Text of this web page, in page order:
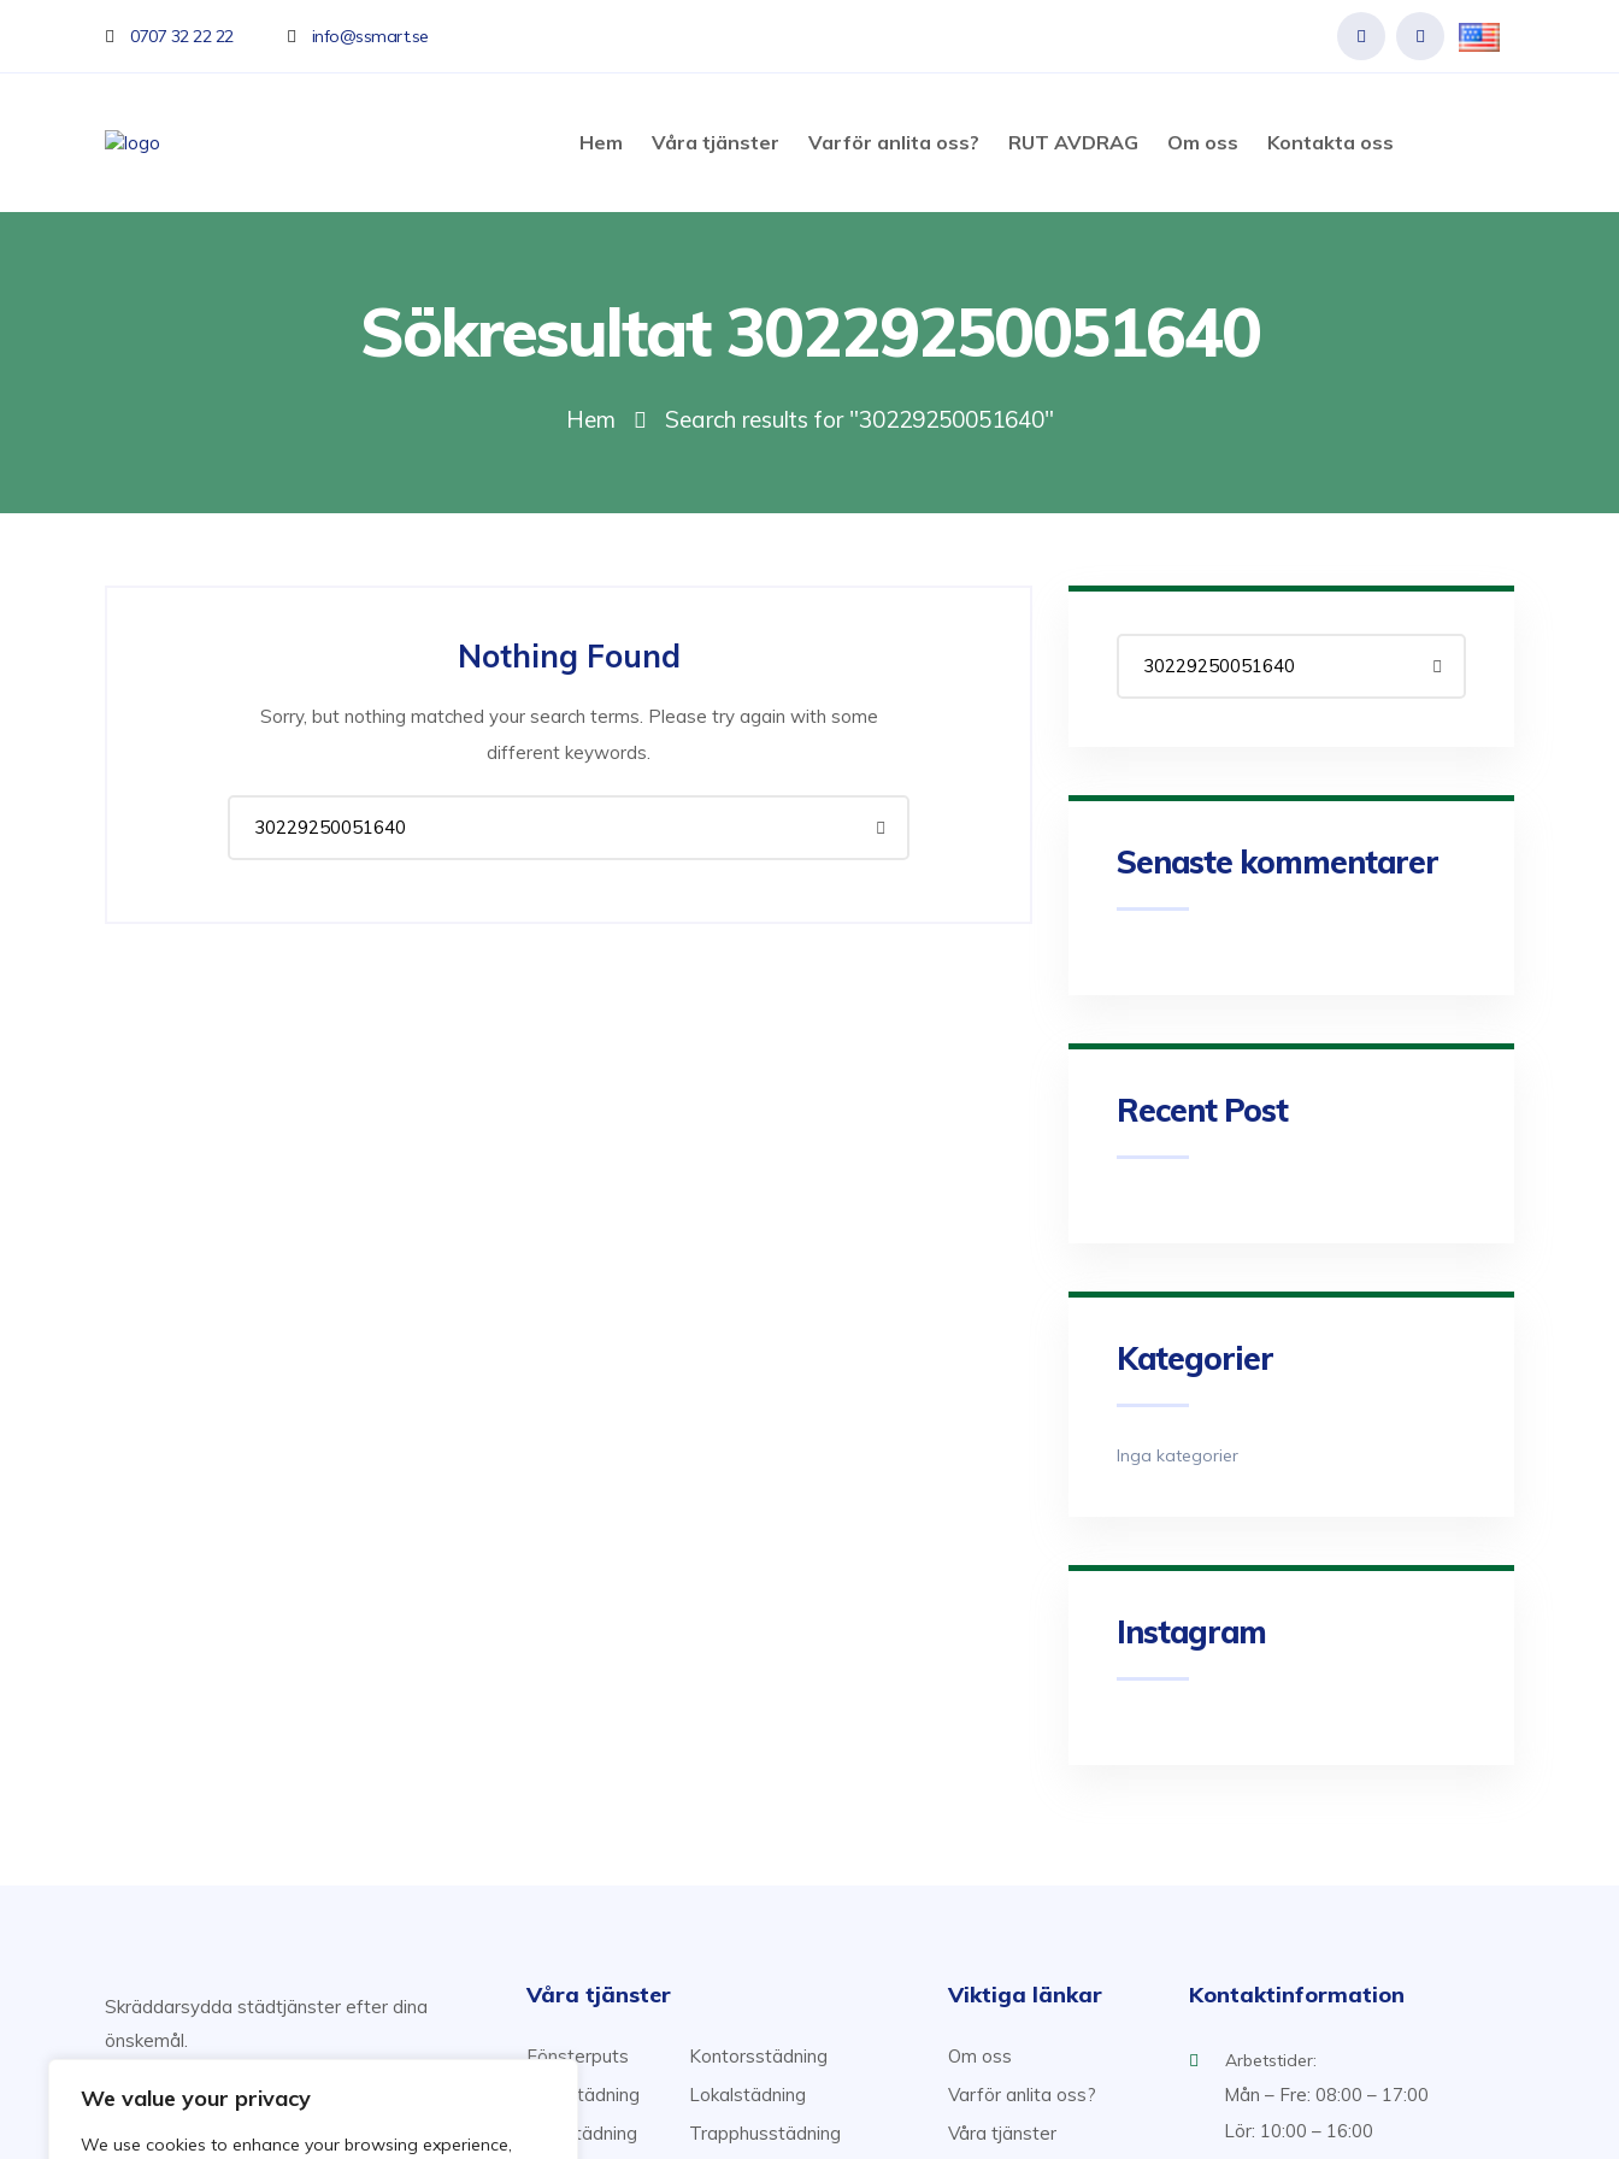
We value your privacy
We use cookies to enhance your browsing experience,
0707 32 22 22 info@ssmart.se
Hem Våra tjänster Varför anlita oss? RUT AVDRAG Om oss Kontakta oss
Sökresultat 30229250051640
Hem Search results for "30229250051640"
Nothing Found
Sorry, but nothing matched your search terms. Please try again with some
different keywords.
Senaste kommentarer
Recent Post
Kategorier
Inga kategorier
Instagram
Skräddarsydda städtjänster efter dina
önskemål.
Njut av din fritid, vi sköter städning!
Våra tjänster
Fönsterputs
Hemstädning
Flyttstädning
Kontorsstädning
Lokalstädning
Trapphusstädning
Viktiga länkar
Om oss
Varför anlita oss?
Våra tjänster
Kontaktinformation
Arbetstider:
Mån – Fre: 08:00 – 17:00
Lör: 10:00 – 16:00